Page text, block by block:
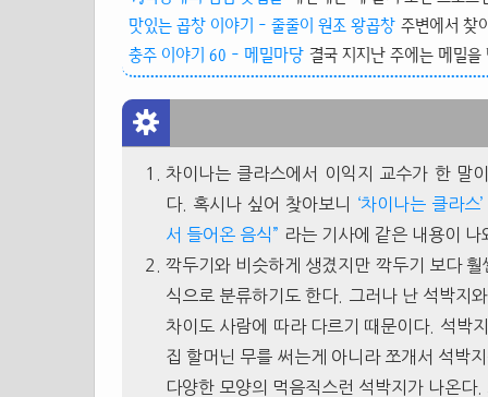
맛있는 곱창 이야기 - 줄줄이 원조 왕곱창 주변에서 찾
충주 이야기 60 - 메밀마당 결국 지지난 주에는 메밀
차이나는 클라스에서 이익지 교수가 한 말
다. 혹시나 싶어 찾아보니
‘차이나는 클라스
서 들어온 음식” 라는 기사에 같은 내용이
깍두기와 비슷하게 생겼지만 깍두기 보다
식으로 분류하기도 한다. 그러나 난 석박지
차이도 사람에 따라 다르기 때문이다. 석박
집 할머닌 무를 써는게 아니라 쪼개서 석박
다양한 모양의 먹음직스런 석박지가 나온